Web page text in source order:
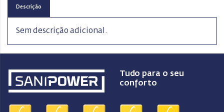
Descrição
Sem descrição adicional.
Tudo para o seu
conforto